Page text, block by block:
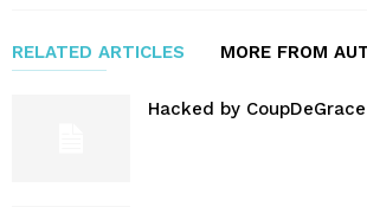
RELATED ARTICLES MORE FROM
Hacked by CoupDeGrace